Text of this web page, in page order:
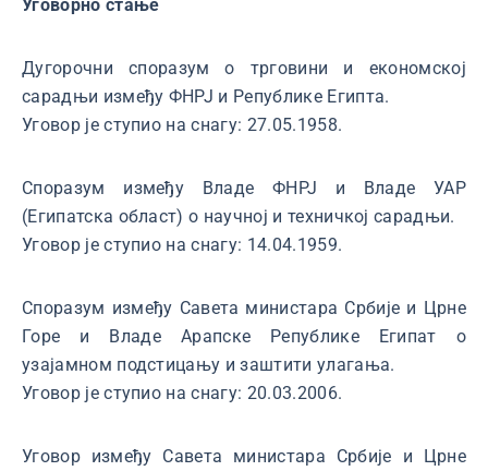
Уговорно стање
Дугорочни споразум о трговини и економској
сарадњи између ФНРЈ и Републике Египта.
Уговор је ступио на снагу: 27.05.1958.
Споразум између Владе ФНРЈ и Владе УАР
(Египатска област) о научној и техничкој сарадњи.
Уговор је ступио на снагу: 14.04.1959.
Споразум између Савета министара Србије и Црне
Горе и Владе Арапске Републике Египат о
узајамном подстицању и заштити улагања.
Уговор је ступио на снагу: 20.03.2006.
Уговор између Савета министара Србије и Црне